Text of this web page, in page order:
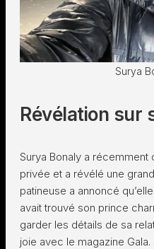
Surya
Révélation sur
Surya Bonaly a
privée et a révélé une
patineuse a annoncé
avait trouvé son prince
garder les détails de sa
joie avec le magazine